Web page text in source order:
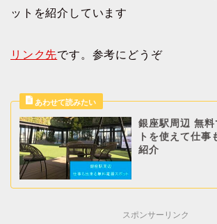
ットを紹介しています
リンク先です。参考にどうぞ
銀座駅周辺 無
トを使えて仕事
紹介
スポンサーリンク